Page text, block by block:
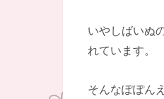
いやしばいぬ
れています。
そんなぽぽん